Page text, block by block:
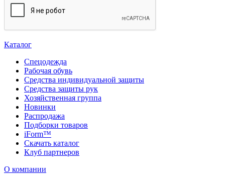
Каталог
Спецодежда
Рабочая обувь
Средства индивидуальной защиты
Средства защиты рук
Хозяйственная группа
Новинки
Распродажа
Подборки товаров
iForm™
Скачать каталог
Клуб партнеров
О компании